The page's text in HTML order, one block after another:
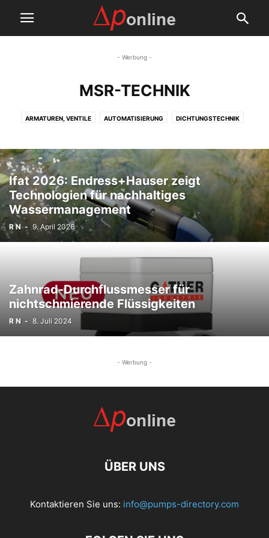
- Werbung -
MSR-TECHNIK
ARMATUREN, VENTILE AUTOMATISIERUNG DICHTUNGSTECHNIK
Ifat 2026: Endress+Hauser zeigt
Technologien für nachhaltiges
Wassermanagement
R N - 9. April 2026
Zahnrad-Durchflussmesser für
nichtschmierende Flüssigkeiten
R N - 8. Juli 2024
- Werbung -
ÜBER UNS
Kontaktieren Sie uns: info@pumps-directory.com